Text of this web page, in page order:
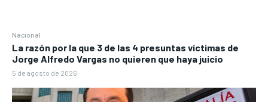
Nacional
La razón por la que 3 de las 4 presuntas víctimas de
Jorge Alfredo Vargas no quieren que haya juicio
5 de agosto de 2026